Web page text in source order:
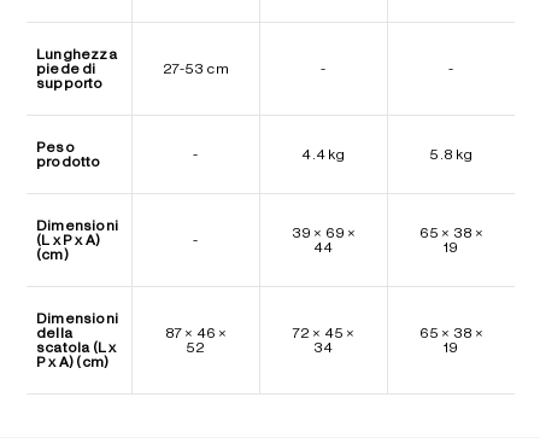
Lunghezza
piede di
supporto
27-53 cm - -
Peso
prodotto
- 4.4 kg 5.8 kg
Dimensioni
(L x P x A)
(cm)
-
39 × 69 ×
44
65 × 38 ×
19
Dimensioni
della
scatola (L x
P x A) (cm)
87 × 46 ×
52
72 × 45 ×
34
65 × 38 ×
19